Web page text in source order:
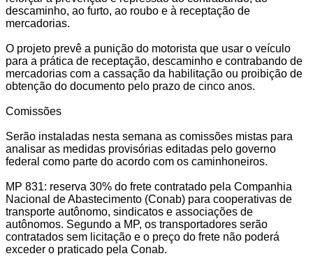
descaminho, ao furto, ao roubo e à receptação de
mercadorias.
O projeto prevê a punição do motorista que usar o veículo
para a prática de receptação, descaminho e contrabando de
mercadorias com a cassação da habilitação ou proibição de
obtenção do documento pelo prazo de cinco anos.
Comissões
Serão instaladas nesta semana as comissões mistas para
analisar as medidas provisórias editadas pelo governo
federal como parte do acordo com os caminhoneiros.
MP 831: reserva 30% do frete contratado pela Companhia
Nacional de Abastecimento (Conab) para cooperativas de
transporte autônomo, sindicatos e associações de
autônomos. Segundo a MP, os transportadores serão
contratados sem licitação e o preço do frete não poderá
exceder o praticado pela Conab.